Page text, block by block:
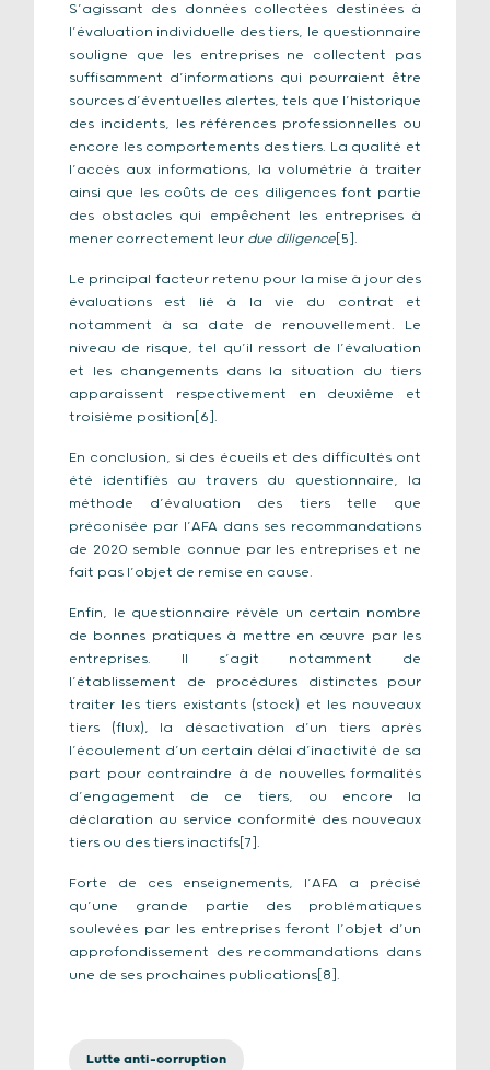
S’agissant des données collectées destinées à
l’évaluation individuelle des tiers, le questionnaire
souligne que les entreprises ne collectent pas
suffisamment d’informations qui pourraient être
sources d’éventuelles alertes, tels que l’historique
des incidents, les références professionnelles ou
encore les comportements des tiers. La qualité et
l’accès aux informations, la volumétrie à traiter
ainsi que les coûts de ces diligences font partie
des obstacles qui empêchent les entreprises à
mener correctement leur due diligence [5].
Le principal facteur retenu pour la mise à jour des
évaluations est lié à la vie du contrat et
notamment à sa date de renouvellement. Le
niveau de risque, tel qu’il ressort de l’évaluation
et les changements dans la situation du tiers
apparaissent respectivement en deuxième et
troisième position[6].
En conclusion, si des écueils et des difficultés ont
été identifiés au travers du questionnaire, la
méthode d’évaluation des tiers telle que
préconisée par l’AFA dans ses recommandations
de 2020 semble connue par les entreprises et ne
fait pas l’objet de remise en cause.
Enfin, le questionnaire révèle un certain nombre
de bonnes pratiques à mettre en œuvre par les
entreprises. Il s’agit notamment de
l’établissement de procédures distinctes pour
traiter les tiers existants (stock) et les nouveaux
tiers (flux), la désactivation d’un tiers après
l’écoulement d’un certain délai d’inactivité de sa
part pour contraindre à de nouvelles formalités
d’engagement de ce tiers, ou encore la
déclaration au service conformité des nouveaux
tiers ou des tiers inactifs[7].
Forte de ces enseignements, l’AFA a précisé
qu’une grande partie des problématiques
soulevées par les entreprises feront l’objet d’un
approfondissement des recommandations dans
une de ses prochaines publications[8].
Lutte anti-corruption